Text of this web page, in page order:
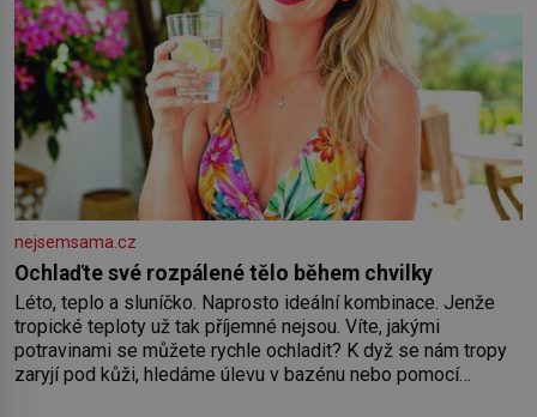
nejsemsama.cz
Ochlaďte své rozpálené tělo během chvilky
Léto, teplo a sluníčko. Naprosto ideální kombinace. Jenže
tropické teploty už tak příjemné nejsou. Víte, jakými
potravinami se můžete rychle ochladit? K dyž se nám tropy
zaryjí pod kůži, hledáme úlevu v bazénu nebo pomocí